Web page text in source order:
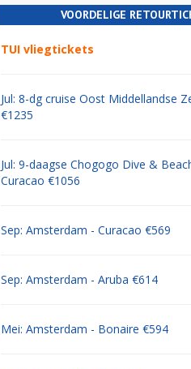
VOORDELIGE
TUI vliegtickets
Jul: 8-dg cruise Oost Middellandse
€1235
Jul: 9-daagse Chogogo Dive &
Curacao €1056
Sep: Amsterdam - Curacao €569
Sep: Amsterdam - Aruba €614
Mei: Amsterdam - Bonaire €594